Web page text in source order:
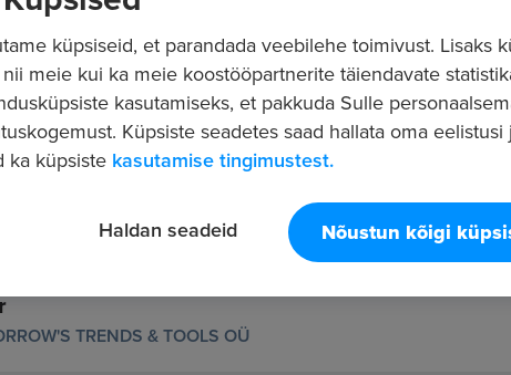
OÜ
TRENDS & TOOLS OÜ
küpsiseid, et parandada veebilehe toimivust. Lisaks
meie kui ka meie koostööpartnerite täiendavate
kasutamiseks, et pakkuda Sulle
Küpsiste seadetes saad hallata oma eelistusi
ka küpsiste kasutamise tingimustest.
Nõustun kõigi
Haldan seadeid